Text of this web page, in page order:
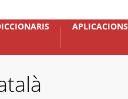
APLICACIONS